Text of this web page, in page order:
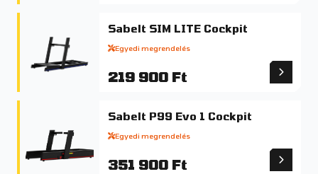
Sabelt SIM LITE Cockpit
Egyedi megrendelés
219 900 Ft
Sabelt P99 Evo 1 Cockpit
Egyedi megrendelés
351 900 Ft